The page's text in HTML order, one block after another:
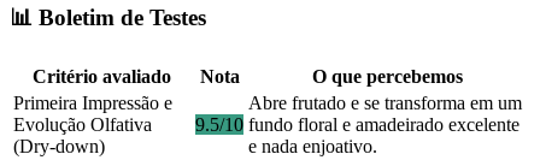
📊 Boletim de Testes
Critério avaliado Nota
O que percebemos
Primeira Impressão e
Evolução Olfativa
(Dry-down)
9.5/10
Abre frutado e se transforma em um
fundo floral e amadeirado excelente
e nada enjoativo.